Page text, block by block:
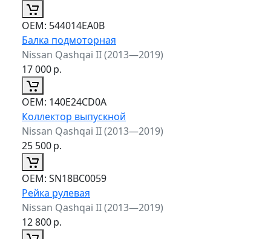
ОЕМ: 544014EA0B
Балка подмоторная
Nissan Qashqai II (2013—2019)
17 000р.
ОЕМ: 140E24CD0A
Коллектор выпускной
Nissan Qashqai II (2013—2019)
25 500р.
ОЕМ: SN18BC0059
Рейка рулевая
Nissan Qashqai II (2013—2019)
12 800р.